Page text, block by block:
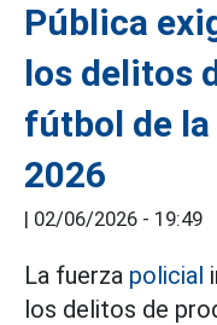
Pública
los delitos
fútbol de
2026
| 02/06/2026 - 19:49
La fuerza policial
los delitos de